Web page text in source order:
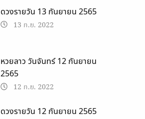
ดวงรายวัน 13 กันยายน 2565
13 ก.ย. 2022
หวยลาว วันจันทร์ 12 กันยายน
2565
12 ก.ย. 2022
ดวงรายวัน 12 กันยายน 2565